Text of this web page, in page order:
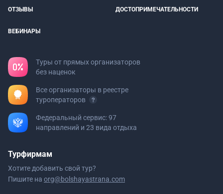
ОТЗЫВЫ ДОСТОПРИМЕЧАТЕЛЬНОСТИ
ВЕБИНАРЫ
Туры от прямых организаторов
без наценок
Все организаторы в реестре
туроператоров
Федеральный сервис: 97
направлений и 23 вида отдыха
Турфирмам
Хотите добавить свой тур?
Пишите на org@bolshayastrana.com